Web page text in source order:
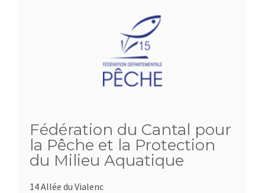
Fédération du Cantal pour
la Pêche et la Protection
du Milieu Aquatique
14 Allée du Vialenc